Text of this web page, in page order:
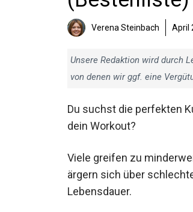
Verena Steinbach April
Unsere Redaktion wird durch
von denen wir ggf. eine
Du suchst die perfekten
dein Workout?
Viele greifen zu
und ärgern sich über
kurze Lebensdauer.